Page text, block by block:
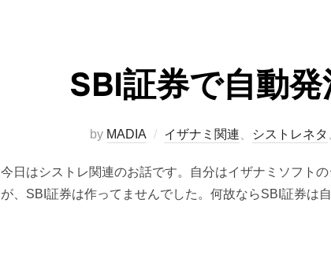
SBI証券で自動
by MADIA イザナミ関連 シストレネタ
今日はシストレ関連のお話です。自分はイザナミソフト
が、SBI証券は作ってませんでした。何故ならSBI証券は